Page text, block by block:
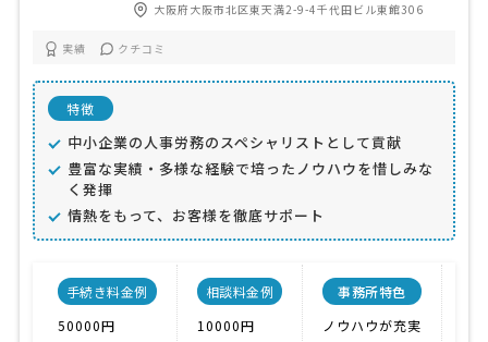
大阪府大阪市北区東天満2-9-4千代田ビル東館306
実績 クチコミ
特徴
中小企業の人事労務のスペシャリストとして貢献
豊富な実績・多様な経験で培ったノウハウを惜しみな
く発揮
情熱をもって、お客様を徹底サポート
手続き料金例
50000円
相談料金例
10000円
事務所特色
ノウハウが充実